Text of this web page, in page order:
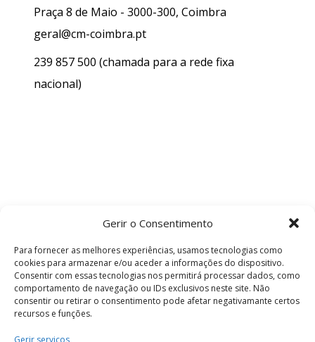
Gerir o Consentimento
Para fornecer as melhores experiências, usamos tecnologias como
cookies para armazenar e/ou aceder a informações do dispositivo.
Consentir com essas tecnologias nos permitirá processar dados, como
comportamento de navegação ou IDs exclusivos neste site. Não
consentir ou retirar o consentimento pode afetar negativamante certos
recursos e funções.
Gerir serviços
Praça 8 de Maio - 3000-300, Coimbra
geral@cm-coimbra.pt
239 857 500 (chamada para a rede fixa
nacional)
Termos e Condições